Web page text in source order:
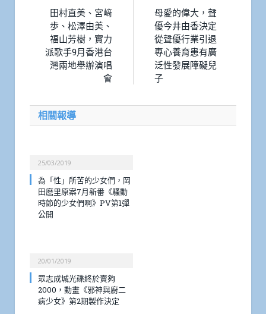
田村直美、宮﨑
歩、松澤由美、
福山芳樹，實力
派歌手9月香港台
灣兩地舉辦演唱
會
母愛的偉大，聲
優今井由香決定
從聲優行業引退
專心養育患有廣
泛性發展障礙兒
子
相關報導
25/03/2019
為「性」所苦的少女們，岡
田麿里原案7月新番《騷動
時節的少女們啊》PV第1彈
公開
20/01/2019
眾志成城光碟終於賣夠
2000，動畫《邪神與廚二
病少女》第2期製作決定